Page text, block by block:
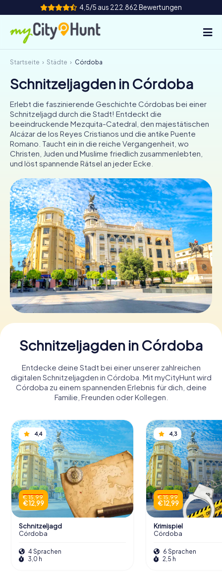
4,5/5 aus 222.862 Bewertungen
So funktioniert's
Städte
Touren
Teamevent
Tickets
INT AT CH
DE
ES
FR UK
IE
IT
NL
Tickets buchen
Gutscheine bestellen
Startseite Städte Córdoba
Schnitzeljagden in Córdoba
Erlebt die faszinierende Geschichte Córdobas bei einer
Schnitzeljagd durch die Stadt! Entdeckt die
beeindruckende Mezquita-Catedral, den majestätischen
Alcázar de los Reyes Cristianos und die antike Puente
Romano. Taucht ein in die reiche Vergangenheit, wo
Christen, Juden und Muslime friedlich zusammenlebten,
und löst spannende Rätsel an jeder Ecke.
Schnitzeljagden in Córdoba
Entdecke deine Stadt bei einer unserer zahlreichen
digitalen Schnitzeljagden in Córdoba. Mit myCityHunt wird
Córdoba zu einem spannenden Erlebnis für dich, deine
Familie, Freunden oder Kollegen.
4,4
€ 15,99
€ 12,99
Schnitzeljagd
Córdoba
4 Sprachen
3,0 h
4,3
€ 15,99
€ 12,99
Krimispiel
Córdoba
6 Sprachen
2,5 h